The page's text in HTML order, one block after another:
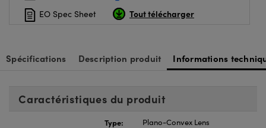
EO Spec Sheet
Tout télécharger
Spécifications Description produit Informations
Caractéristiques du produit
Type: Plano-Convex Lens